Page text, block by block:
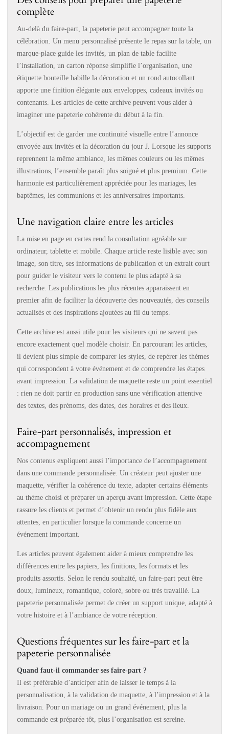
complète
Au-delà du faire-part, la papeterie peut accompagner toute la
célébration. Un menu personnalisé présente le repas sur la table, un
marque-place guide les invités, un plan de table facilite
l’installation, un carton réponse simplifie l’organisation, une
étiquette bouteille habille la décoration et un rond autocollant
apporte une finition élégante aux enveloppes, cadeaux invités ou
contenants. Les articles de cette archive peuvent vous aider à
imaginer une papeterie cohérente du début à la fin.
L’objectif est de garder une continuité visuelle entre l’annonce
envoyée aux invités et la décoration du jour J. Lorsque les supports
reprennent la même ambiance, les mêmes couleurs ou les mêmes
illustrations, l’ensemble paraît plus soigné et plus premium. Cette
harmonie est particulièrement appréciée pour les mariages, les
baptêmes, les communions et les anniversaires importants.
Une navigation claire entre les articles
La mise en page en cartes rend la consultation agréable sur
ordinateur, tablette et mobile. Chaque article reste lisible avec son
image, son titre, ses informations de publication et un extrait court
pour guider le visiteur vers le contenu le plus adapté à sa
recherche. Les publications les plus récentes apparaissent en
premier afin de faciliter la découverte des nouveautés, des conseils
actualisés et des inspirations ajoutées au fil du temps.
Cette archive est aussi utile pour les visiteurs qui ne savent pas
encore exactement quel modèle choisir. En parcourant les articles,
il devient plus simple de comparer les styles, de repérer les thèmes
qui correspondent à votre événement et de comprendre les étapes
avant impression. La validation de maquette reste un point essentiel
: rien ne doit partir en production sans une vérification attentive
des textes, des prénoms, des dates, des horaires et des lieux.
Faire-part personnalisés, impression et
accompagnement
Nos contenus expliquent aussi l’importance de l’accompagnement
dans une commande personnalisée. Un créateur peut ajuster une
maquette, vérifier la cohérence du texte, adapter certains éléments
au thème choisi et préparer un aperçu avant impression. Cette étape
rassure les clients et permet d’obtenir un rendu plus fidèle aux
attentes, en particulier lorsque la commande concerne un
événement important.
Les articles peuvent également aider à mieux comprendre les
différences entre les papiers, les finitions, les formats et les
produits assortis. Selon le rendu souhaité, un faire-part peut être
doux, lumineux, romantique, coloré, sobre ou très travaillé. La
papeterie personnalisée permet de créer un support unique, adapté à
votre histoire et à l’ambiance de votre réception.
Questions fréquentes sur les faire-part et la
papeterie personnalisée
Quand faut-il commander ses faire-part ?
Il est préférable d’anticiper afin de laisser le temps à la
personnalisation, à la validation de maquette, à l’impression et à la
livraison. Pour un mariage ou un grand événement, plus la
commande est préparée tôt, plus l’organisation est sereine.